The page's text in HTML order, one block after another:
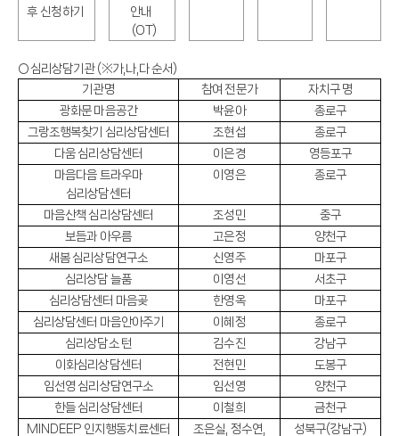
후 신청하기
안내
(OT)
○ 심리상담기관 (※가, 나, 다 순서 )
기관명
참여 전문가
자치구 명
광화문 마음공간
박윤아
종로구
그랑조행복찾기 심리상담센터
조현섭
종로구
다움 심리상담센터
이은경
영등포구
마음다음 트라우마
심리상담센터
이영은 종로구
마음산책 심리상담센터 조성민
중구
보듬과 아우름
고은정
양천구
새봄 심리상담연구소
신영주
마포구
심리상담 늘품
이영선
서초구
심리상담센터 마음곶
한영옥
마포구
심리상담센터 마음안아주기
이혜정
종로구
심리상담소 턴
김수진
강남구
이화심리상담센터
전현민
도봉구
임선영 심리상담연구소
임선영
양천구
한들 심리상담센터
이철희
금천구
MINDEEP 인지행동치료센터 조은실 정수연 성북구(강남구)